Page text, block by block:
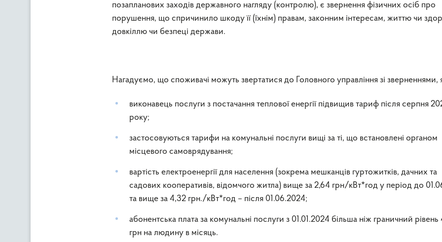
позапланових заходів державного нагляду (контролю), є звернення фізичних осіб про
порушення, що спричинило шкоду її (їхнім) правам, законним інтересам, життю чи
довкіллю чи безпеці держави.
Нагадуємо, що споживачі можуть звертатися до Головного управління зі зверненнями,
виконавець послуги з постачання теплової енергії підвищив тариф після серпня
року;
застосовуються тарифи на комунальні послуги вищі за ті, що встановлені органом
місцевого самоврядування;
вартість електроенергії для населення (зокрема мешканців гуртожитків, дачних та
садових кооперативів, відомчого житла) вище за 2,64 грн/кВт*год у період до
та вище за 4,32 грн./кВт*год – після 01.06.2024;
абонентська плата за комунальні послуги з 01.01.2024 більша ніж граничний рівень
грн на людину в місяць.